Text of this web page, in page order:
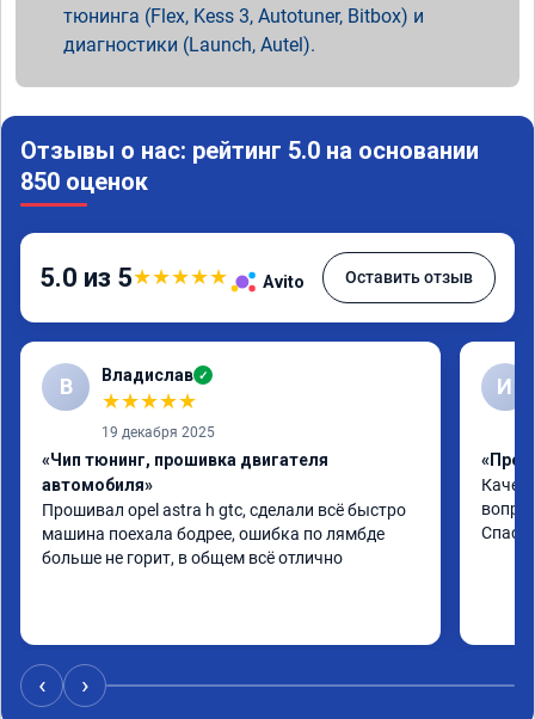
тюнинга (Flex, Kess 3, Autotuner, Bitbox) и
диагностики (Launch, Autel).
Отзывы о нас: рейтинг 5.0 на основании
850 оценок
5.0 из 5★★★★★ Avito Оставить отзыв
В Владислав ✓
★★★★★
19 декабря 2025
«Чип тюнинг, прошивка двигателя
автомобиля»
Прошивал opel astra h gtc, сделали всё быстро
машина поехала бодрее, ошибка по лямбде
больше не горит, в общем всё отлично
И
‹ ›